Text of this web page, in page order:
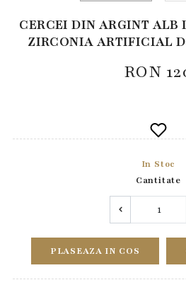
CERCEI DIN ARGINT ALB
ZIRCONIA ARTIFICIAL
RON
In Stoc
Cantitate
PLASEAZA IN COS